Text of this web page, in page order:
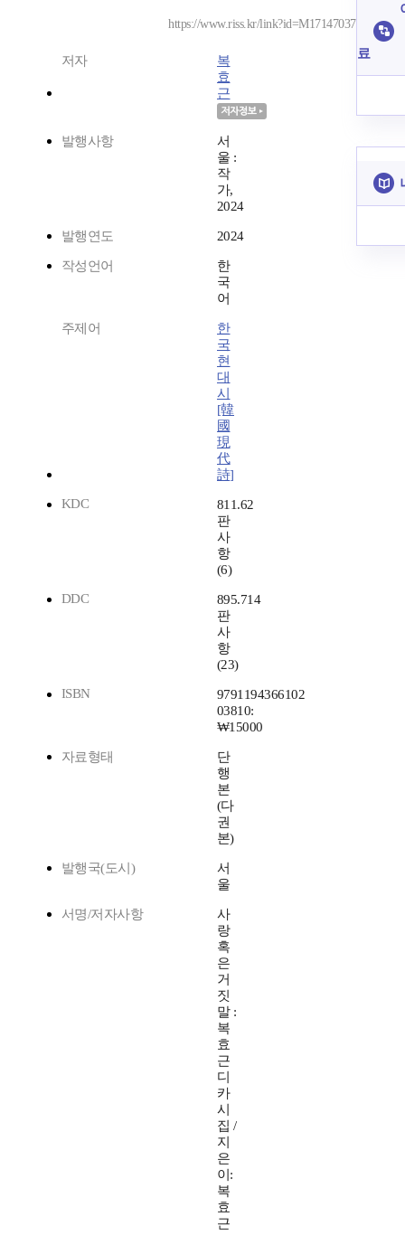
https://www.riss.kr/link?id=M17147037
저자
복
효
근
발행사항
서
울 :
작
가,
2024
발행연도 2024
작성언어
한
국
어
주제어
한
국
현
대
시
[韓
國
現
代
詩]
KDC
811.62
판
사
항
(6)
DDC
895.714
판
사
항
(23)
ISBN
9791194366102
03810:
₩15000
자료형태
단
행
본
(다
권
본)
발행국(도시)
서
울
서명/저자사항
사
랑
혹
은
거
짓
말 :
복
효
근
디
카
시
집 /
지
은
이:
복
효
근
료